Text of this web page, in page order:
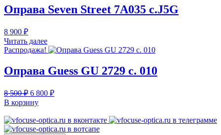
600 ₽.
Оправа Seven Street 7А035 c.J5G
8 900 ₽
Читать далее
Распродажа!
Оправа Guess GU 2729 c. 010
8 500₽ Первоначальная
цена
составляла
8
500 ₽.
6 800 ₽Текущая
800 ₽.
В корзину